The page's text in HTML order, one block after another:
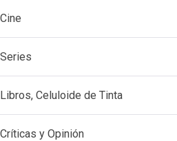
Cine
Series
Libros, Celuloide de Tinta
Críticas y Opinión